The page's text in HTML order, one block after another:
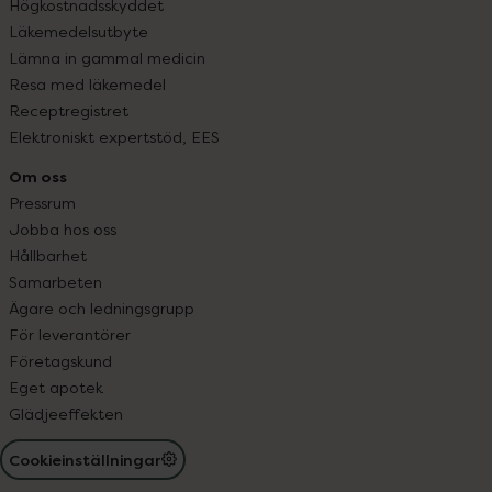
Högkostnadsskyddet
Läkemedelsutbyte
Lämna in gammal medicin
Resa med läkemedel
Receptregistret
Elektroniskt expertstöd, EES
Om oss
Pressrum
Jobba hos oss
Hållbarhet
Samarbeten
Ägare och ledningsgrupp
För leverantörer
Företagskund
Eget apotek
Glädjeeffekten
Cookieinställningar